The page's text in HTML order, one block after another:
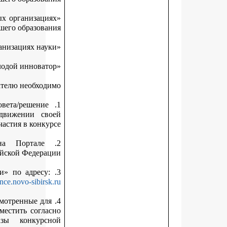
«Лучший молодой исследователь в образовательных
1. Получить выписку из протокола заседания совета/
руководителя инновационной компании о выдвижении
2. Иметь подтвержденную учетную запись на Портале
4. Внести данные о себе и научной работе в предусмотренные
заполнения поля МИС «Гранты и премии» и разместить
пункту 3.8 Положения электронные образы